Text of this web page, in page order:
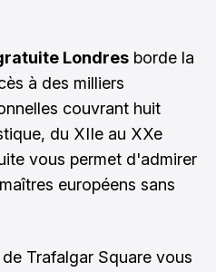
Londres borde la
à des milliers
couvrant huit
du XIIe au XXe
vous permet d'admirer
européens sans
Trafalgar Square vous